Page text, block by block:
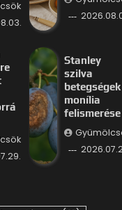
Stanley
szilva
betegségek
monília
felismerése